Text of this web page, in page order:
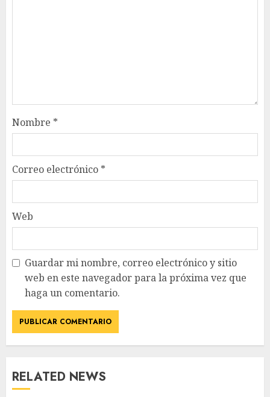
Nombre *
Correo electrónico *
Web
Guardar mi nombre, correo electrónico y sitio
web en este navegador para la próxima vez que
haga un comentario.
RELATED NEWS